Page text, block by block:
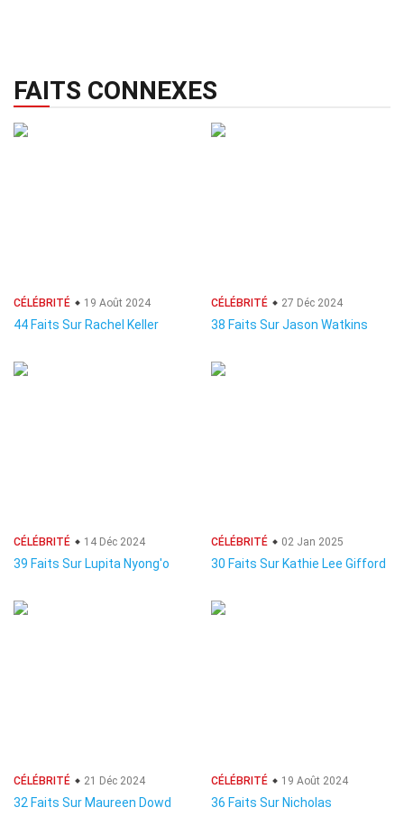
FAITS CONNEXES
CÉLÉBRITÉ 19 Août 2024
44 Faits Sur Rachel Keller
CÉLÉBRITÉ 27 Déc 2024
38 Faits Sur Jason Watkins
CÉLÉBRITÉ 14 Déc 2024
39 Faits Sur Lupita Nyong'o
CÉLÉBRITÉ 02 Jan 2025
30 Faits Sur Kathie Lee Gifford
CÉLÉBRITÉ 21 Déc 2024
32 Faits Sur Maureen Dowd
CÉLÉBRITÉ 19 Août 2024
36 Faits Sur Nicholas